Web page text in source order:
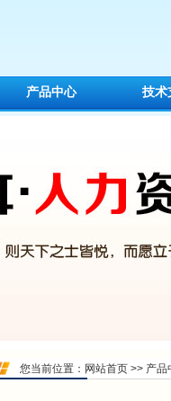
产品中心 技术
您当前位置： 网站首页 >> 产品